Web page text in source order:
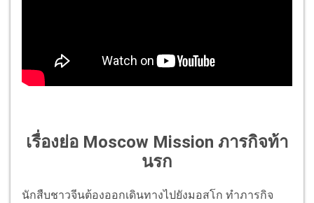
เรื่องย่อ Moscow Mission ภารกิจท้า
นรก
นักสืบชาวจีนต้องออกเดินทางไปยังมอสโก ทำภารกิจ